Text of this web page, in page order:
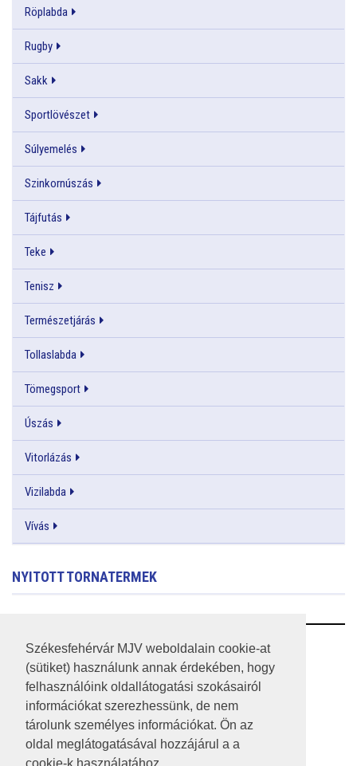
Székesfehérvár MJV weboldalain cookie-at
(sütiket) használunk annak érdekében, hogy
felhasználóink oldallátogatási szokásairól
információkat szerezhessünk, de nem
tárolunk személyes információkat. Ön az
oldal meglátogatásával hozzájárul a a
Röplabda
Rugby
Sakk
Sportlövészet
Súlyemelés
Szinkornúszás
Tájfutás
Teke
Tenisz
Természetjárás
Tollaslabda
Tömegsport
Úszás
Vitorlázás
Vizilabda
Vívás
NYITOTT TORNATERMEK
RSS
A HONLAP 2017.03.31-I ÁLLAPOTA
JOGI NYILATKOZAT
IMPRESSZUM